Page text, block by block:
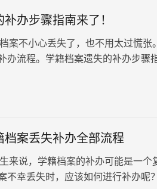
办步骤指南来了！
不小心丢失了，也不用太过慌张
办流程。学籍档案遗失的补办步骤
档案丢失补办全部流程
说，学籍档案的补办可能是一个
不幸丢失时，应该如何进行补办呢